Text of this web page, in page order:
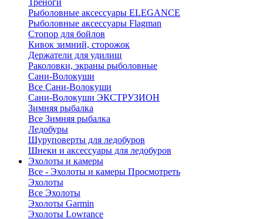
Треноги
Рыболовные аксессуары ELEGANCE
Рыболовные аксессуары Flagman
Стопор для бойлов
Кивок зимний, сторожок
Держатели для удилищ
Раколовки, экраны рыболовные
Сани-Волокуши
Все Сани-Волокуши
Сани-Волокуши ЭКСТРУЗИОН
Зимняя рыбалка
Все Зимняя рыбалка
Ледобуры
Шуруповерты для ледобуров
Шнеки и аксессуары для ледобуров
Эхолоты и камеры
Все - Эхолоты и камеры Просмотреть
Эхолоты
Все Эхолоты
Эхолоты Garmin
Эхолоты Lowrance